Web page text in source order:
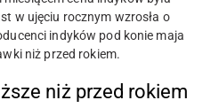
w ujęciu rocznym wzrosła o
indyków pod konie maja
niż przed rokiem.
niż przed rokiem